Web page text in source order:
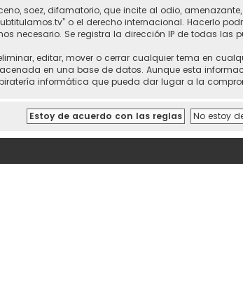
soez, difamatorio, que incite al odio,
o el derecho internacional. Hacerlo
necesario. Se registra la dirección IP de todas
editar, mover o cerrar cualquier tema en
en una base de datos. Aunque esta
informática que pueda dar lugar a la